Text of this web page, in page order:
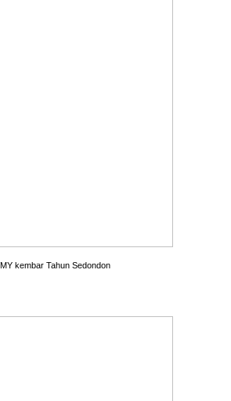
MY kembar Tahun Sedondon